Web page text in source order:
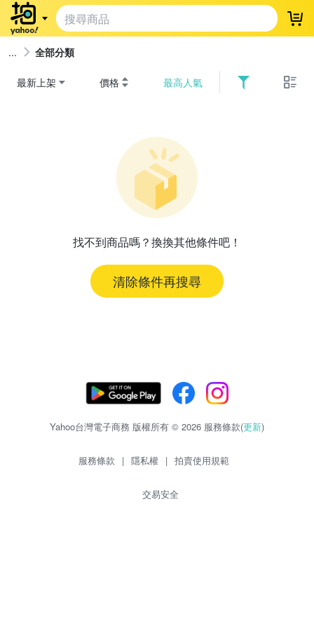
登
全部分類
最新上架 價格 最高人氣
找不到商品嗎？換換其他條件吧！
清除條件再搜尋
Yahoo台灣電子商務 版權所有 © 2026 服務條款(更新)
服務條款 | 隱私權 | 拍賣使用規範
交易安全